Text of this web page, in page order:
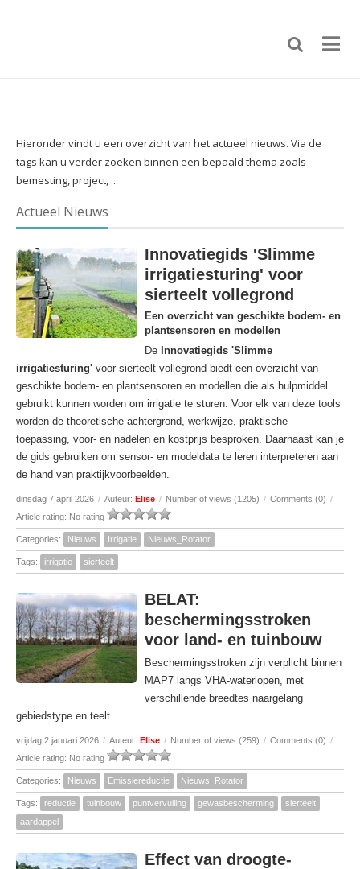
Hieronder vindt u een overzicht van het actueel nieuws. Via de
tags kan u verder zoeken binnen een bepaald thema zoals
bemesting, project, ...
Actueel Nieuws
Innovatiegids 'Slimme
irrigatiesturing' voor
sierteelt vollegrond
Een overzicht van geschikte bodem- en
plantsensoren en modellen
De Innovatiegids 'Slimme
irrigatiesturing' voor sierteelt vollegrond biedt een overzicht van
geschikte bodem- en plantsensoren en modellen die als hulpmiddel
gebruikt kunnen worden om irrigatie te sturen. Voor elk van deze tools
worden de theoretische achtergrond, werkwijze, praktische
toepassing, voor- en nadelen en kostprijs besproken. Daarnaast kan je
de gids gebruiken om sensor- en modeldata te leren interpreteren aan
de hand van praktijkvoorbeelden.
dinsdag 7 april 2026 / Auteur: Elise / Number of views (1205) / Comments (0) /
Article rating: No rating
Categories: Nieuws Irrigatie Nieuws_Rotator
Tags: irrigatie sierteelt
BELAT:
beschermingsstroken
voor land- en tuinbouw
Beschermingsstroken zijn verplicht binnen
MAP7 langs VHA‑waterlopen, met
verschillende breedtes naargelang
gebiedstype en teelt.
vrijdag 2 januari 2026 / Auteur: Elise / Number of views (259) / Comments (0) /
Article rating: No rating
Categories: Nieuws Emissiereductie Nieuws_Rotator
Tags: reductie tuinbouw puntvervuiling gewasbescherming
sierteelt
aardappel
Effect van droogte-